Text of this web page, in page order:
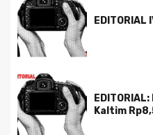
Kaltim